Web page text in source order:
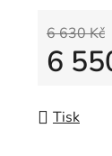
6 630 Kč
6
Tisk